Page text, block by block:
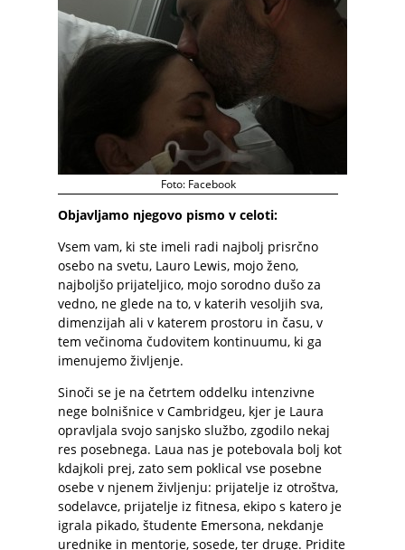
Foto: Facebook
Objavljamo njegovo pismo v celoti:
Vsem vam, ki ste imeli radi najbolj prisrčno
osebo na svetu, Lauro Lewis, mojo ženo,
najboljšo prijateljico, mojo sorodno dušo za
vedno, ne glede na to, v katerih vesoljih sva,
dimenzijah ali v katerem prostoru in času, v
tem večinoma čudovitem kontinuumu, ki ga
imenujemo življenje.
Sinoči se je na četrtem oddelku intenzivne
nege bolnišnice v Cambridgeu, kjer je Laura
opravljala svojo sanjsko službo, zgodilo nekaj
res posebnega. Laua nas je potebovala bolj kot
kdajkoli prej, zato sem poklical vse posebne
osebe v njenem življenju: prijatelje iz otroštva,
sodelavce, prijatelje iz fitnesa, ekipo s katero je
igrala pikado, študente Emersona, nekdanje
urednike in mentorje, sosede, ter druge. Pridite